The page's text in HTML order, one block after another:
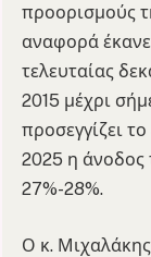
προορισμούς
αναφορά
τελευταίας
2015 μέχρι
προσεγγίζει
2025 η άνοδος
27%-28%.
Ο κ.